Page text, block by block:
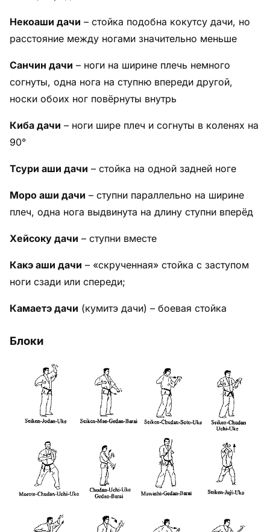
Некоаши дачи – стойка подобна кокутсу дачи, но
расстояние между ногами значительно меньше
Санчин дачи – ноги на ширине плечь немного
согнуты, одна нога на ступню впереди другой,
носки обоих ног повёрнуты внутрь
Киба дачи – ноги шире плеч и согнуты в коленях на
90°
Тсури аши дачи – стойка на одной задней ноге
Моро аши дачи – ступни параллельно на ширине
плеч, одна нога выдвинута на длину ступни вперёд
Хейсоку дачи – ступни вместе
Какэ аши дачи – «скрученная» стойка с заступом
ноги сзади или спереди;
Камаетэ дачи (кумитэ дачи) – боевая стойка
Блоки